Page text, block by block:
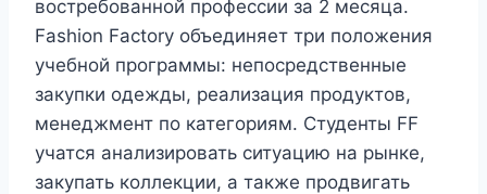
востребованной профессии за 2 месяца.
Fashion Factory объединяет три положения
учебной программы: непосредственные
закупки одежды, реализация продуктов,
менеджмент по категориям. Студенты FF
учатся анализировать ситуацию на рынке,
закупать коллекции, а также продвигать